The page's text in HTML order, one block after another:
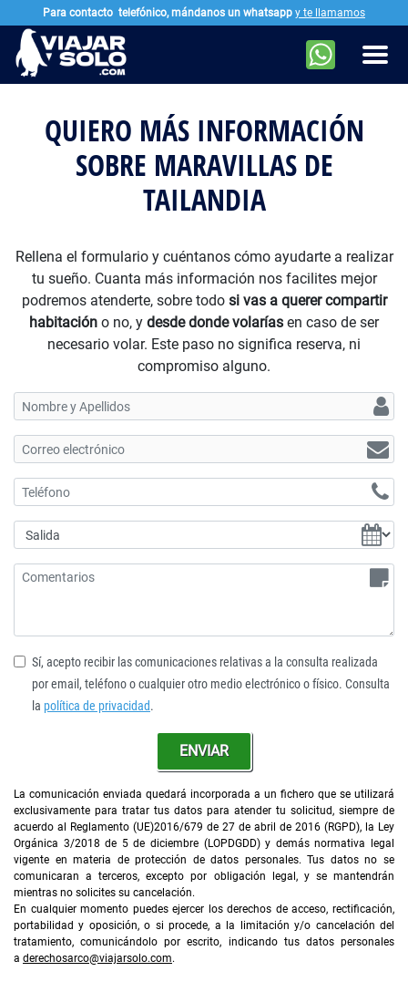
Ir al contenido principal
QUIERO MÁS INFORMACIÓN
SOBRE MARAVILLAS DE
TAILANDIA
Rellena el formulario y cuéntanos cómo ayudarte a realizar
tu sueño. Cuanta más información nos facilites mejor
podremos atenderte, sobre todo si vas a querer compartir
habitación o no, y desde donde volarías en caso de ser
necesario volar. Este paso no significa reserva, ni
compromiso alguno.
Sí, acepto recibir las comunicaciones relativas a la consulta realizada
por email, teléfono o cualquier otro medio electrónico o físico. Consulta
la política de privacidad.
ENVIAR
La comunicación enviada quedará incorporada a un fichero que se utilizará
exclusivamente para tratar tus datos para atender tu solicitud, siempre de
acuerdo al Reglamento (UE)2016/679 de 27 de abril de 2016 (RGPD), la Ley
Orgánica 3/2018 de 5 de diciembre (LOPDGDD) y demás normativa legal
vigente en materia de protección de datos personales. Tus datos no se
comunicaran a terceros, excepto por obligación legal, y se mantendrán
mientras no solicites su cancelación.
En cualquier momento puedes ejercer los derechos de acceso, rectificación,
portabilidad y oposición, o si procede, a la limitación y/o cancelación del
tratamiento, comunicándolo por escrito, indicando tus datos personales
a derechosarco@viajarsolo.com.
Para contacto telefónico, mándanos un whatsapp y te llamamos